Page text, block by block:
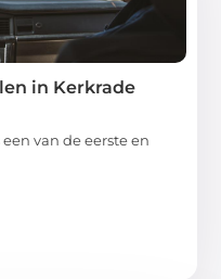
in Kerkrade
van de eerste en